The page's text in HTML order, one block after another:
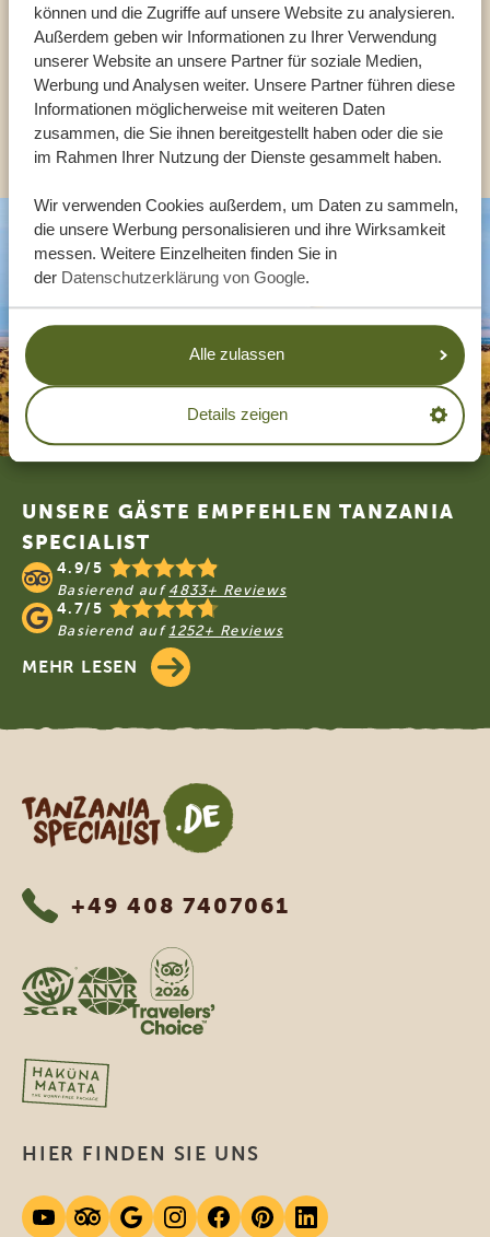
können und die Zugriffe auf unsere Website zu analysieren.
Außerdem geben wir Informationen zu Ihrer Verwendung
unserer Website an unsere Partner für soziale Medien,
Werbung und Analysen weiter. Unsere Partner führen diese
Informationen möglicherweise mit weiteren Daten
zusammen, die Sie ihnen bereitgestellt haben oder die sie
im Rahmen Ihrer Nutzung der Dienste gesammelt haben.
Wir verwenden Cookies außerdem, um Daten zu sammeln,
die unsere Werbung personalisieren und ihre Wirksamkeit
messen. Weitere Einzelheiten finden Sie in
der Datenschutzerklärung von Google.
Alle zulassen
Details zeigen
DE:+494087407061
ANDERE LÄNDER
Footer
UNSERE GÄSTE EMPFEHLEN TANZANIA
SPECIALIST
4.9/5
Basierend auf 4833+ Reviews
4.7/5
Basierend auf 1252+ Reviews
MEHR LESEN
Tanzania Specialist
+49 408 7407061
HIER FINDEN SIE UNS